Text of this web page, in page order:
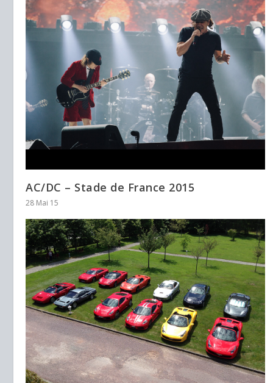
AC/DC – Stade de France 2015
28 Mai 15